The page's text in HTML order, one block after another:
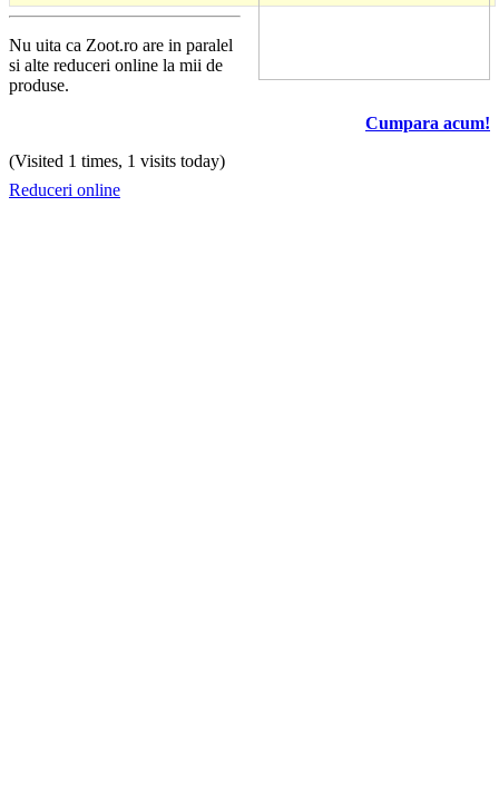
Nu uita ca Zoot.ro are in paralel
si alte reduceri online la mii de
produse.
Cumpara acum!
(Visited 1 times, 1 visits today)
Reduceri online